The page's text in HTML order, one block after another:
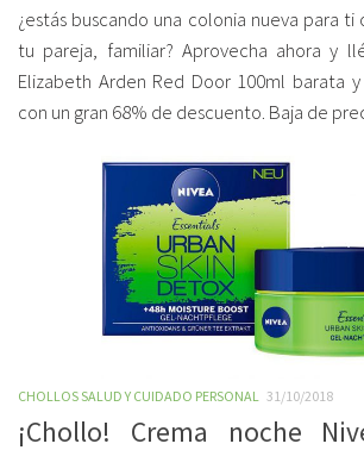
¿estás buscando una colonia nueva para ti
tu pareja, familiar? Aprovecha ahora y
Elizabeth Arden Red Door 100ml barata
con un gran 68% de descuento. Baja de
CHOLLOS SALUD Y CUIDADO PERSONAL 31/10/2018
¡Chollo! Crema noche